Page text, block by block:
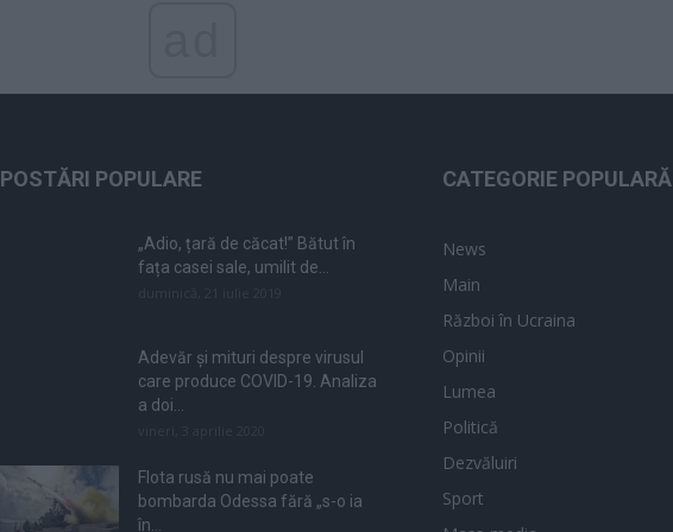
POSTĂRI POPULARE
„Adio, țară de căcat!” Bătut în
fața casei sale, umilit de...
Adevăr și mituri despre virusul
care produce COVID-19. Analiza
a doi...
Flota rusă nu mai poate
bombarda Odessa fără „s-o ia
în...
CATEGORIE POPULARĂ
News
Main
Război în Ucraina
Opinii
Lumea
Politică
Dezvăluiri
Sport